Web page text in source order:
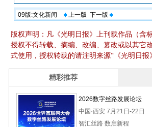
09版:文化新闻 上一版 下一版
版权声明：凡《光明日报》上刊载作品（含
授权不得转载、摘编、改编、篡改或以其它
式使用，授权转载的请注明来源“《光明日报